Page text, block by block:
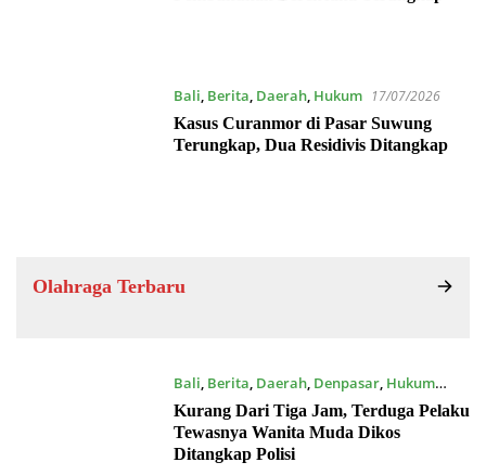
Bali, Berita, Daerah, Hukum
17/07/2026
Kasus Curanmor di Pasar Suwung
Terungkap, Dua Residivis Ditangkap
Olahraga Terbaru
Bali, Berita, Daerah, Denpasar, Hukum
16/07/2026
Kurang Dari Tiga Jam, Terduga Pelaku
Tewasnya Wanita Muda Dikos
Ditangkap Polisi